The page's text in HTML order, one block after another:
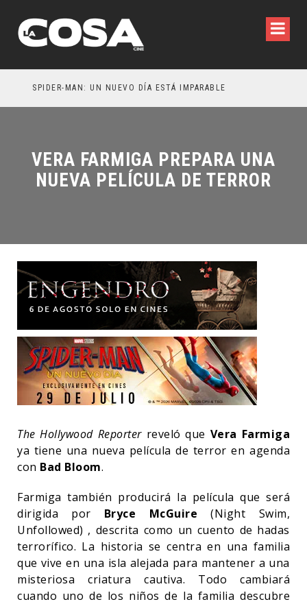
SPIDER-MAN: UN NUEVO DÍA ESTÁ IMPARABLE
VERA FARMIGA PREPARA UNA
NUEVA PELÍCULA DE TERROR
The Hollywood Reporterreveló que Vera Farmiga
ya tiene una nueva película de terror en agenda
con Bad Bloom.
Farmiga también producirá la película que será
dirigida por Bryce McGuire (Night Swim,
Unfollowed) , descrita como un cuento de hadas
terrorífico. La historia se centra en una familia
que vive en una isla alejada para mantener a una
misteriosa criatura cautiva. Todo cambiará
cuando uno de los niños de la familia descubre